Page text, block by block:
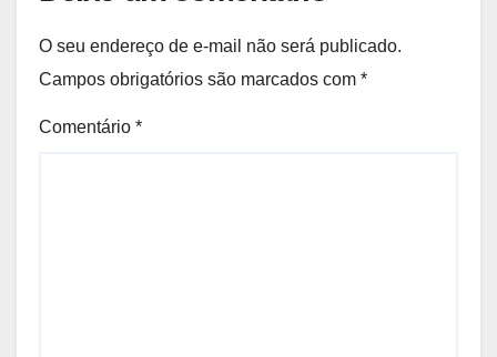
O seu endereço de e-mail não será publicado.
Campos obrigatórios são marcados com *
Comentário *